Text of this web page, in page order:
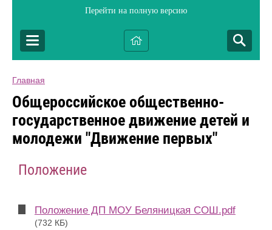
Перейти на полную версию
Главная
Общероссийское общественно-
государственное движение детей и
молодежи "Движение первых"
Положение
Положение ДП МОУ Беляницкая СОШ.pdf
(732 КБ)